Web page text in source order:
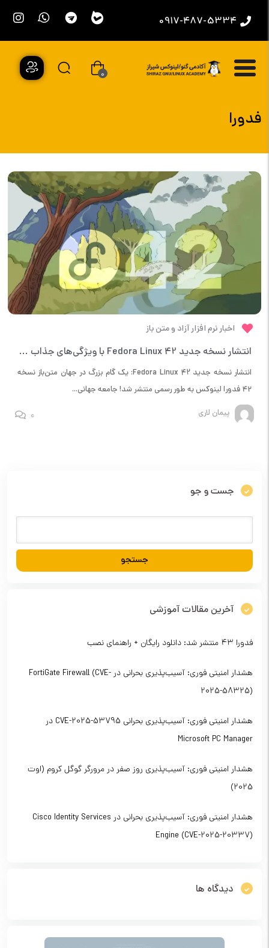
0917-487-5334
0
فدورا
اخبار نرم افزار آزاد و متن باز
انتشار نسخه جدید Fedora Linux 42 با ویژگی‌های جذاب و بهبودهای پیشرفته
انتشار نسخه جدید Fedora Linux 42: یک گام بزرگ در جهان متن‌باز نسخه
۴۲ فدورا لینوکس به طور رسمی منتشر شد! جامعه جهانی...
پیمان لاری
0
جست و جو
آخرین مقالات آموزشی
فدورا ۴۳ منتشر شد: دانلود رایگان + راهنمای نصب
هشدار امنیتی فوری: آسیب‌پذیری بحرانی در FortiGate Firewall (CVE-
2025-58325)
هشدار امنیتی فوری: آسیب‌پذیری بحرانی CVE-2025-53795 در
Microsoft PC Manager
هشدار امنیتی فوری: آسیب‌پذیری روز صفر در مرورگر گوگل کروم (اوت
2025)
هشدار امنیتی فوری: آسیب‌پذیری بحرانی در Cisco Identity Services
Engine (CVE-2025-20337)
دیدگاه ها